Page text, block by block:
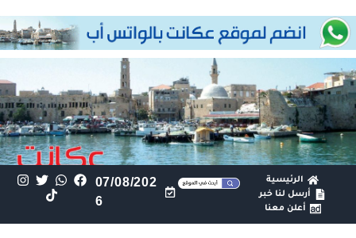
الرئيسية
أرسل لنا خبر
أعلن معنا
07/08/202
6